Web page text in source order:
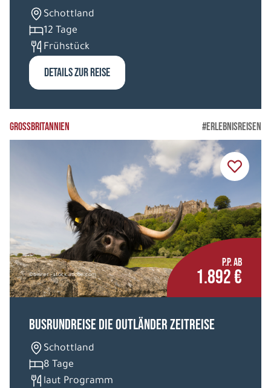
Schottland
12 Tage
Frühstück
DETAILS ZUR REISE
GROSSBRITANNIEN #ERLEBNISREISEN
©binner - stock.adobe.com
P.P. AB
1.892 €
Busrundreise Die Outländer Zeitreise
Schottland
8 Tage
laut Programm